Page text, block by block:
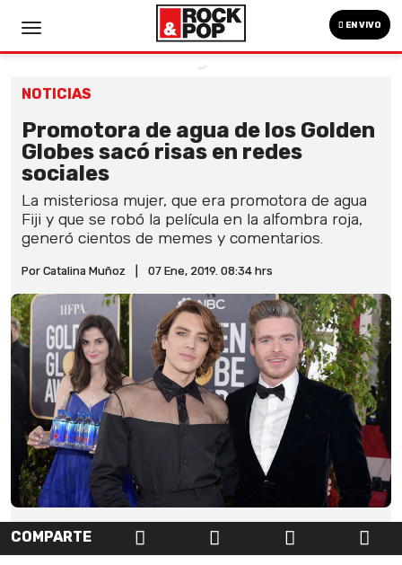
EN VIVO
NOTICIAS
Promotora de agua de los Golden
Globes sacó risas en redes
sociales
La misteriosa mujer, que era promotora de agua
Fiji y que se robó la película en la alfombra roja,
generó cientos de memes y comentarios.
Por Catalina Muñoz 07 Ene, 2019. 08:34 hrs
COMPARTE